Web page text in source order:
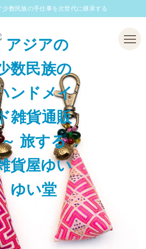
少数民族の手仕事を次世代に継承する
Menu